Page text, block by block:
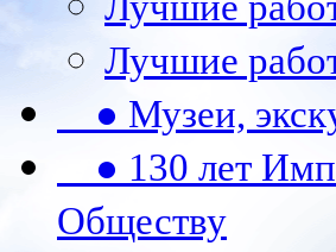
Лучшие
● Музеи,
● 130 лет
Обществу